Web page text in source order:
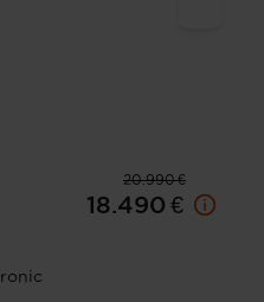
20.990 €
18.490 €